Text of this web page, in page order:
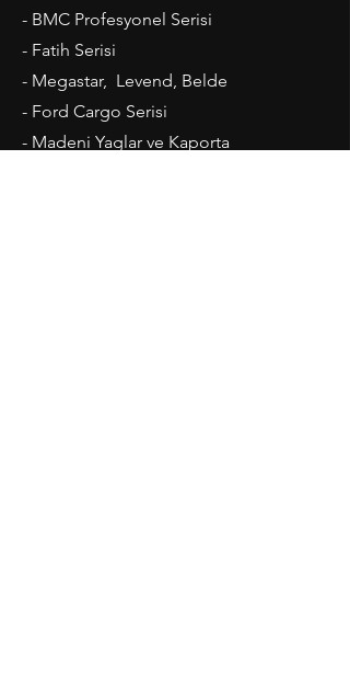
- BMC Profesyonel Serisi
- Fatih Serisi
- Megastar, Levend, Belde
- Ford Cargo Serisi
- Madeni Yaglar ve Kaporta